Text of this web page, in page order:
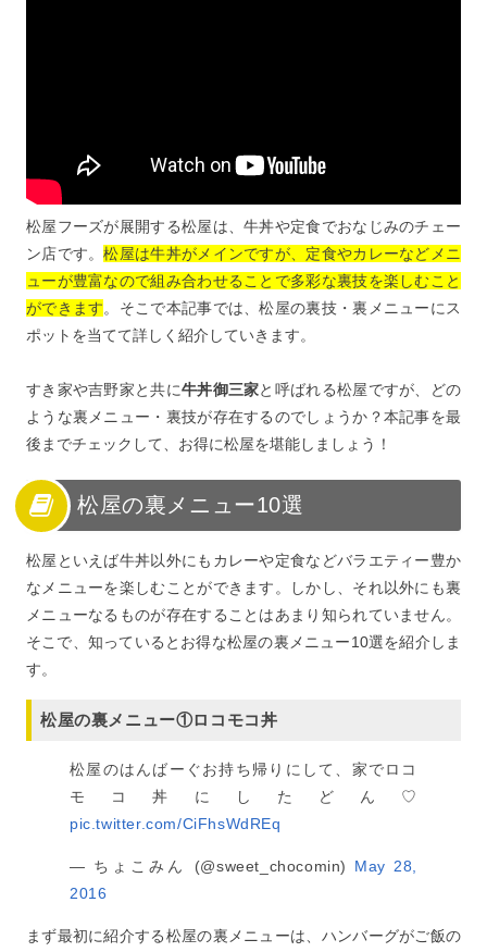
松屋フーズが展開する松屋は、牛丼や定食でおなじみのチェー
ン店です。松屋は牛丼がメインですが、定食やカレーなどメニ
ューが豊富なので組み合わせることで多彩な裏技を楽しむこと
ができます。そこで本記事では、松屋の裏技・裏メニューにス
ポットを当てて詳しく紹介していきます。
すき家や吉野家と共に牛丼御三家と呼ばれる松屋ですが、どの
ような裏メニュー・裏技が存在するのでしょうか？本記事を最
後までチェックして、お得に松屋を堪能しましょう！
松屋の裏メニュー10選
松屋といえば牛丼以外にもカレーや定食などバラエティー豊か
なメニューを楽しむことができます。しかし、それ以外にも裏
メニューなるものが存在することはあまり知られていません。
そこで、知っているとお得な松屋の裏メニュー10選を紹介しま
す。
松屋の裏メニュー①ロコモコ丼
松屋のはんばーぐお持ち帰りにして、家でロコ
モコ丼にしたどん♡
pic.twitter.com/CiFhsWdREq
— ちょこみん (@sweet_chocomin) May 28,
2016
まず最初に紹介する松屋の裏メニューは、ハンバーグがご飯の